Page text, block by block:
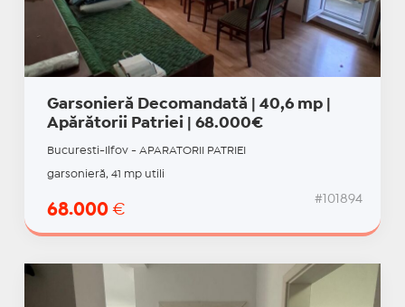
Garsonieră Decomandată | 40,6 mp |
Apărătorii Patriei | 68.000€
Bucuresti-Ilfov - APARATORII PATRIEI
garsonieră, 41 mp utili
68.000 €
#101894